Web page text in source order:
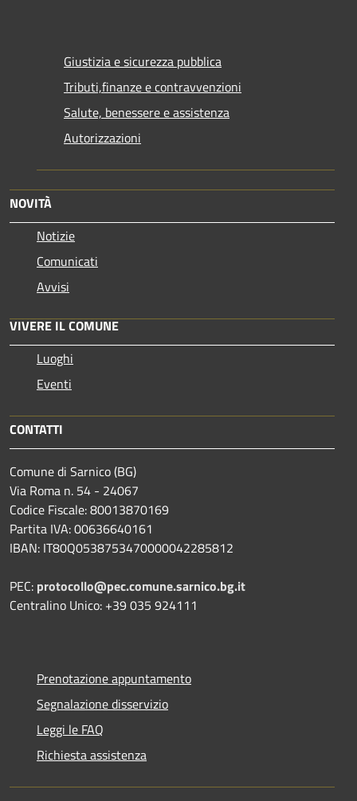
Giustizia e sicurezza pubblica
Tributi,finanze e contravvenzioni
Salute, benessere e assistenza
Autorizzazioni
NOVITÀ
Notizie
Comunicati
Avvisi
VIVERE IL COMUNE
Luoghi
Eventi
CONTATTI
Comune di Sarnico (BG)
Via Roma n. 54 - 24067
Codice Fiscale: 80013870169
Partita IVA: 00636640161
IBAN: IT80Q0538753470000042285812
PEC: protocollo@pec.comune.sarnico.bg.it
Centralino Unico: +39 035 924111
Prenotazione appuntamento
Segnalazione disservizio
Leggi le FAQ
Richiesta assistenza